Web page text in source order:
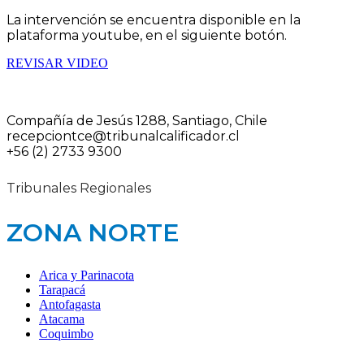
La intervención se encuentra disponible en la
plataforma youtube, en el siguiente botón.
REVISAR VIDEO
Compañía de Jesús 1288, Santiago, Chile
recepciontce@tribunalcalificador.cl
+56 (2) 2733 9300
Tribunales Regionales
ZONA NORTE
Arica y Parinacota
Tarapacá
Antofagasta
Atacama
Coquimbo